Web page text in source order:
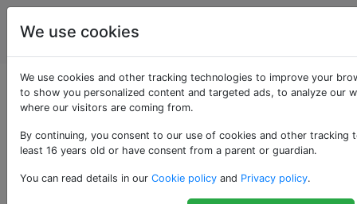
Computational
Science
Als «quadrature»
getaggte Fragen
Quadratur wird auch als numerische Integration
We use cookies
We use cookies and other tracking technologies to improve your
to show you personalized content and targeted ads, to analyze our
where our visitors are coming from.
By continuing, you consent to our use of cookies and other tracking
least 16 years old or have consent from a parent or guardian.
You can read details in our Cookie policy and Privacy policy.